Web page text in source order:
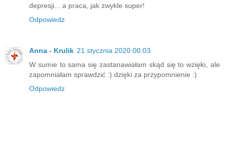
depresji... a praca, jak zwykle super!
Odpowiedz
Anna - Krulik 21 stycznia 2020 00:03
W sumie to sama się zastanawiałam skąd się to wzięło, ale
zapomniałam sprawdzić :) dzięki za przypomnienie :)
Odpowiedz